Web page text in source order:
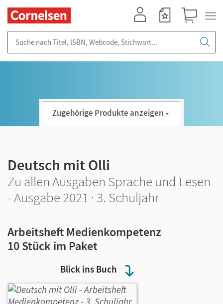
Blick ins Buch
Zugehörige Produkte anzeigen
Deutsch mit Olli
Zu allen Ausgaben Sprache und Lesen
- Ausgabe 2021 · 3. Schuljahr
Arbeitsheft Medienkompetenz
10 Stück im Paket